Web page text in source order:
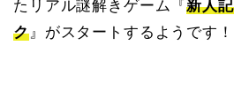
たリアル謎解きゲーム『新人
ク』がスタートするようです！